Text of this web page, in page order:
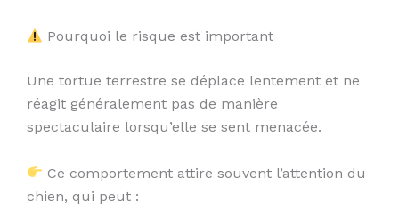
Pourquoi le risque est important
Une tortue terrestre se déplace lentement et ne
réagit généralement pas de manière
spectaculaire lorsqu’elle se sent menacée.
Ce comportement attire souvent l’attention du
chien, qui peut :